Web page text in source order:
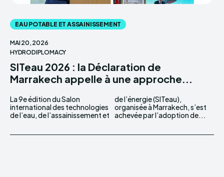
EAU POTABLE ET ASSAINISSEMENT
MAI 20, 2026
HYDRODIPLOMACY
SITeau 2026 : la Déclaration de
Marrakech appelle à une approche...
La 9e édition du Salon
international des technologies
de l’eau, de l’assainissement et
de l’énergie (SITeau),
organisée à Marrakech, s’est
achevée par l’adoption de...